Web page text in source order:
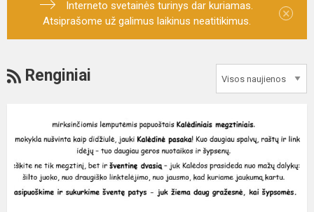
Interneto svetainės turinys dar kuriamas.
Atsiprašome už galimus laikinus neatitikimus.
×
RSS
Renginiai
-
8
klasių
,,Kalėdinio